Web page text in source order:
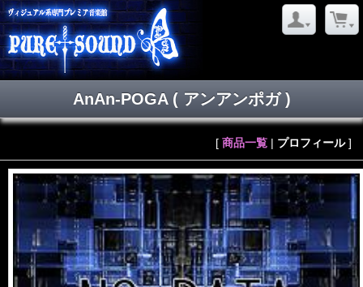
AnAn-POGA( アンアンポガ )
[ 商品一覧 | プロフィール]